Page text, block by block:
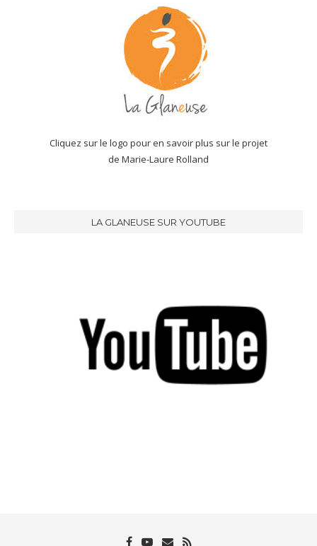
Cliquez sur le logo pour en savoir plus sur le projet
de Marie-Laure Rolland
LA GLANEUSE SUR YOUTUBE